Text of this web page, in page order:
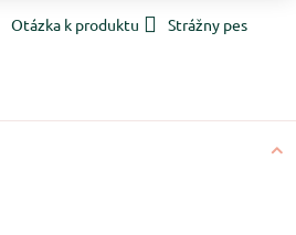
Otázka k produktu
Strážny pes